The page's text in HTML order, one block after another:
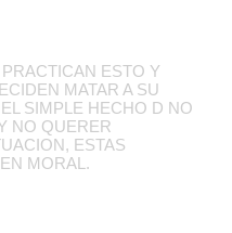
ESTO Y
MATAR A SU
SIMPLE HECHO D NO
NO QUERER
ESTAS
MORAL.